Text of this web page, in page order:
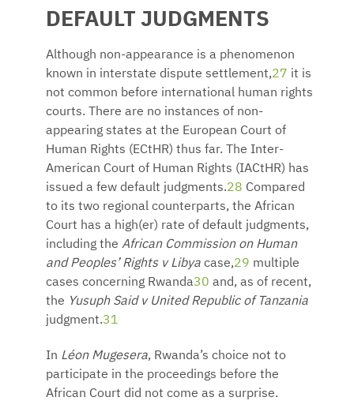
DEFAULT JUDGMENTS
Although non-appearance is a phenomenon
known in interstate dispute settlement,27 it is
not common before international human rights
courts. There are no instances of non-
appearing states at the European Court of
Human Rights (ECtHR) thus far. The Inter-
American Court of Human Rights (IACtHR) has
issued a few default judgments.28 Compared
to its two regional counterparts, the African
Court has a high(er) rate of default judgments,
including the African Commission on Human
and Peoples’ Rights v Libya case,29 multiple
cases concerning Rwanda30 and, as of recent,
the Yusuph Said v United Republic of Tanzania
judgment.31
In Léon Mugesera, Rwanda’s choice not to
participate in the proceedings before the
African Court did not come as a surprise.